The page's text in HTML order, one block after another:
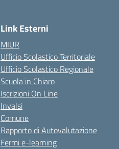
Link Esterni
MIUR
Ufficio Scolastico Territoriale
Ufficio Scolastico Regionale
Scuola in Chiaro
Iscrizioni On Line
Invalsi
Comune
Rapporto di Autovalutazione
Fermi e-learning